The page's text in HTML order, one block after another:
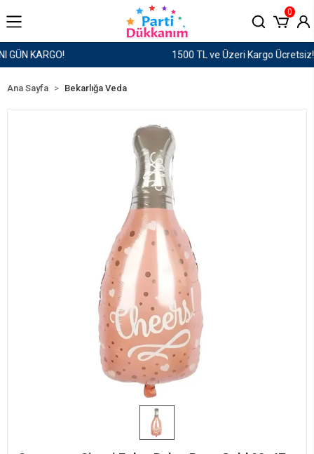
1500 TL ve Üzeri Kargo Ücretsiz!
0
Ana Sayfa Bekarlığa Veda